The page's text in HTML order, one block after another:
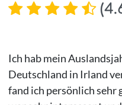
(
Ich hab mein
Deutschland in Irland
fand ich persönlich